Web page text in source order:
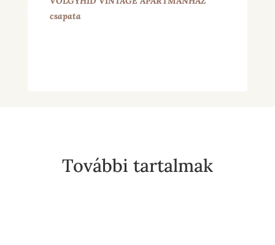
csapata
További tartalmak